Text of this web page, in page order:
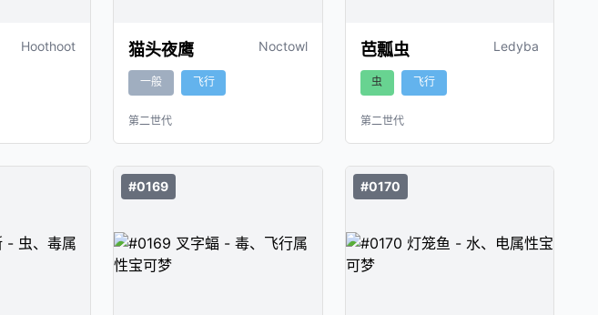
Hoothoot 猫头夜鹰 Noctowl
一般 飞行
第二世代
芭瓢虫 Ledyba
虫 飞行
第二世代
#0169 #0170